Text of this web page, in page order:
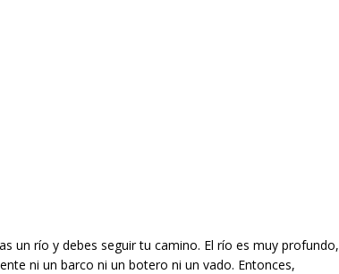
un río y debes seguir tu camino. El río es muy profundo,
ni un barco ni un botero ni un vado. Entonces,